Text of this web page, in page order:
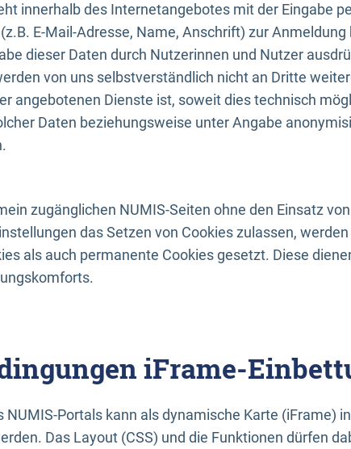
innerhalb des Internetangebotes mit der Eingabe
E-Mail-Adresse, Name, Anschrift) zur Anmeldung
dieser Daten durch Nutzerinnen und Nutzer
von uns selbstverständlich nicht an Dritte
angebotenen Dienste ist, soweit dies technisch
Daten beziehungsweise unter Angabe
zugänglichen NUMIS-Seiten ohne den Einsatz
das Setzen von Cookies zulassen,
als auch permanente Cookies gesetzt. Diese
iFrame-
NUMIS-Portals kann als dynamische Karte (iFrame)
Das Layout (CSS) und die Funktionen dürfen